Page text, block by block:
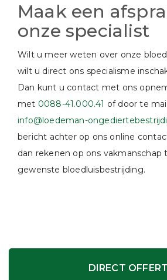
Maak een
onze specialist
Wilt u meer weten over onze
wilt u direct ons specialisme
Dan kunt u contact met ons
met 0088-41.000.41 of door te
info@loedeman-
bericht achter op ons online
dan rekenen op ons vakmanschap
gewenste bloedluisbestrijding.
DIRECT